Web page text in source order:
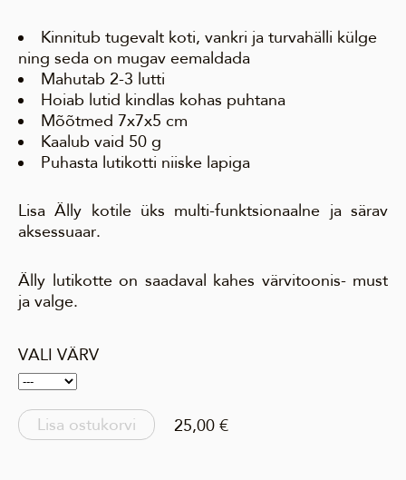
Kinnitub tugevalt koti, vankri ja turvahälli külge
ning seda on mugav eemaldada
Mahutab 2-3 lutti
Hoiab lutid kindlas kohas puhtana
Mõõtmed 7x7x5 cm
Kaalub vaid 50 g
Puhasta lutikotti niiske lapiga
Lisa Älly kotile üks multi-funktsionaalne ja särav
aksessuaar.
Älly lutikotte on saadaval kahes värvitoonis- must
ja valge.
VALI VÄRV
Lisa ostukorvi 25,00 €